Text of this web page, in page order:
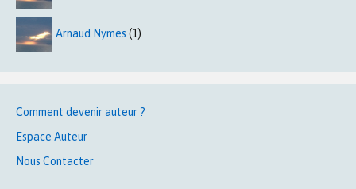
Arnaud Nymes (1)
Comment devenir auteur ?
Espace Auteur
Nous Contacter